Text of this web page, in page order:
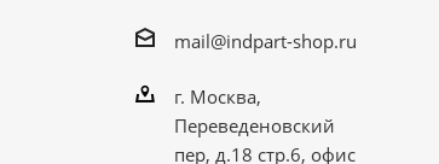
mail@indpart-shop.ru
г. Москва,
Переведеновский
пер, д.18 стр.6, офис